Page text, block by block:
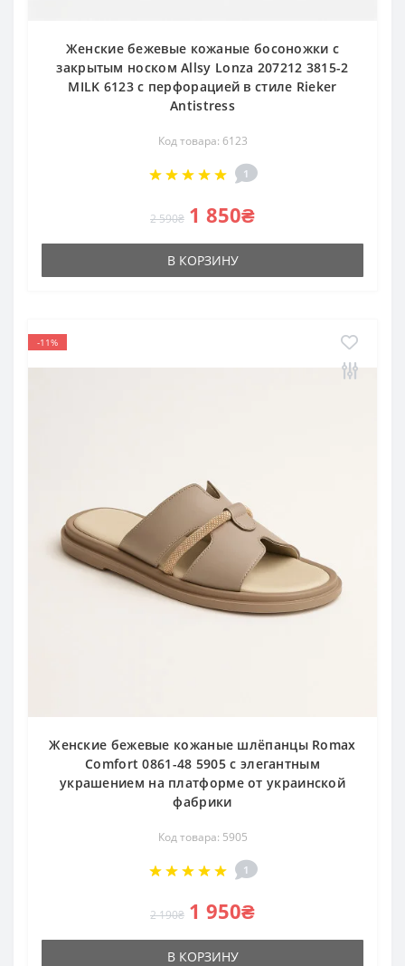
Женские бежевые кожаные босоножки с
закрытым носком Allsy Lonza 207212 3815-2
MILK 6123 с перфорацией в стиле Rieker
Antistress
Код товара: 6123
1
2 590₴ 1 850₴
В КОРЗИНУ
-11%
Женские бежевые кожаные шлёпанцы Romax
Comfort 0861-48 5905 с элегантным
украшением на платформе от украинской
фабрики
Код товара: 5905
1
2 190₴ 1 950₴
В КОРЗИНУ